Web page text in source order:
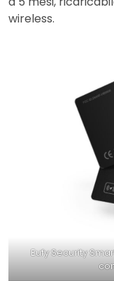
wireless.
Eufy Security